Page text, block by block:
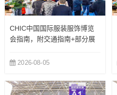
CHIC中国国际服装服饰博览
会指南，附交通指南+部分展
2026-08-05